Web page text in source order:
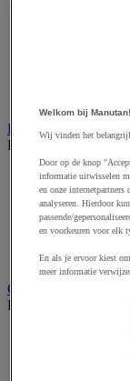
Elektrische
Bekijk de hele
Accessoires
Batterij,
Elektrische
Elektrische
Gereedschap
Bekijk de hele
Welkom bij Manutan!
Wij vinden het
Door op de knop
informatie uitwisselen
en onze internetpartners
analyseren. Hierdoor
passende/
en voorkeuren voor elk
En als je ervoor kiest
meer informatie